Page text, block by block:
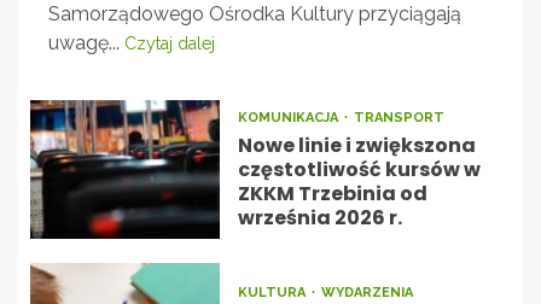
Samorządowego Ośrodka Kultury przyciągają
uwagę... Czytaj dalej
KOMUNIKACJA TRANSPORT
Nowe linie i zwiększona
częstotliwość kursów w
ZKKM Trzebinia od
września 2026 r.
KULTURA WYDARZENIA